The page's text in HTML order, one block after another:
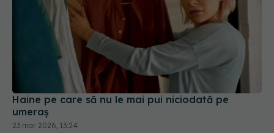
Haine pe care să nu le mai pui niciodată pe
umeraș
23 mar 2026, 13:24